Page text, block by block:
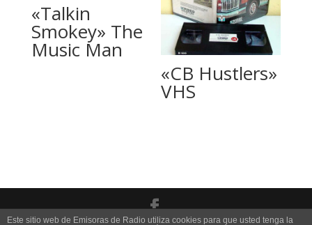
«Talkin
Smokey» The
Music Man
«CB Hustlers»
VHS
Este sitio web de Emisoras de Radio utiliza cookies para que usted tenga la